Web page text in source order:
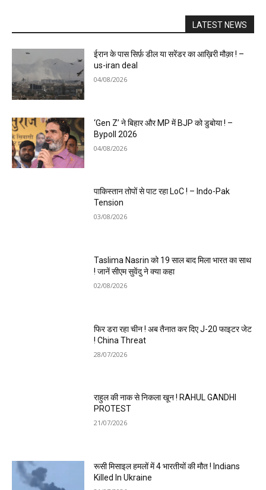
LATEST NEWS
ईरान के पास सिर्फ़ डील या सरेंडर का आख़िरी मौक़ा ! –
us-iran deal
04/08/2026
‘Gen Z’ ने बिहार और MP में BJP को डुबोया ! –
Bypoll 2026
04/08/2026
पाकिस्तान तोपों से पाट रहा LoC ! – Indo-Pak
Tension
03/08/2026
Taslima Nasrin को 19 साल बाद मिला भारत का साथ
! जानें सीएम सुवेंदु ने क्या कहा
02/08/2026
फिर डरा रहा चीन ! अब तैनात कर दिए J-20 फाइटर जेट
! China Threat
28/07/2026
राहुल की नाक से निकला खून ! RAHUL GANDHI
PROTEST
21/07/2026
रूसी मिसाइल हमलों में 4 भारतीयों की मौत ! Indians
Killed In Ukraine